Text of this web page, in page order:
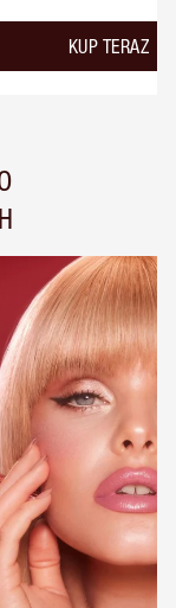
KUP TERAZ